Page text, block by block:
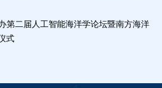
第二届人工智能海洋学论坛暨南方海洋
式